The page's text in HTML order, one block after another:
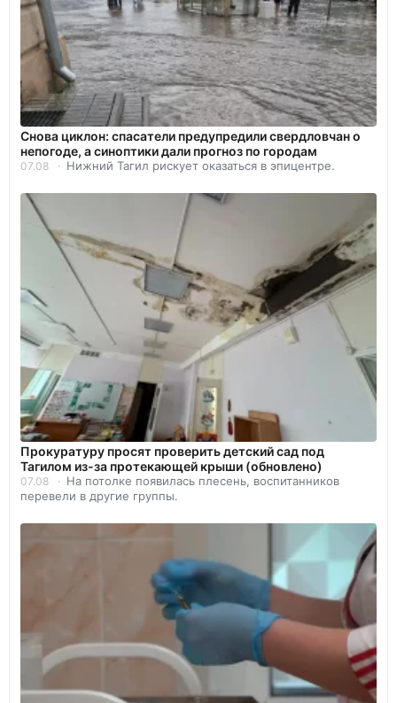
Снова циклон: спасатели предупредили свердловчан о
непогоде, а синоптики дали прогноз по городам
07.08 Нижний Тагил рискует оказаться в эпицентре.
Прокуратуру просят проверить детский сад под
Тагилом из-за протекающей крыши (обновлено)
07.08
На потолке появилась плесень, воспитанников
перевели в другие группы.